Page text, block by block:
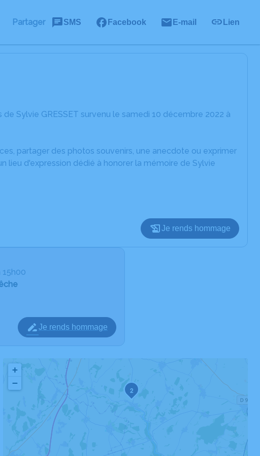
Partager SMS Facebook E-mail Lien
Sylvie GRESSET survenu le samedi 10 décembre 2022 à
partager des photos souvenirs, une anecdote ou exprimer
lieu d'expression dédié à honorer la mémoire de Sylvie
Je rends hommage
15h00
Je rends hommage
2
+
−